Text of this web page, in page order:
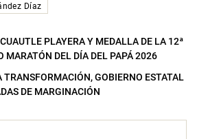
Díaz
PLAYERA Y MEDALLA DE LA 12ª
MARATÓN DEL DÍA DEL PAPÁ 2026
TRANSFORMACIÓN, GOBIERNO ESTATAL
DE MARGINACIÓN